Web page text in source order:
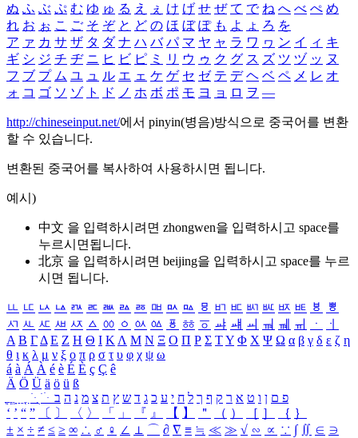
ぬ ふ ぶ ぷ む ゆ ゅ る え ぇ け げ せ ぜ て で ね へ べ ぺ め
れ お ぉ こ ご そ ぞ と ど の ほ ぼ ぽ も よ ょ ろ を
ア ァ カ サ ザ タ ダ ナ ハ バ パ マ ヤ ャ ラ ワ ヮ ン イ ィ キ
ギ シ ジ チ ヂ ニ ヒ ビ ピ ミ リ ウ ゥ ク グ ス ズ ツ ヅ ッ ヌ
フ ブ プ ム ユ ュ ル エ ェ ケ ゲ セ ゼ テ デ ヘ ベ ペ メ レ オ
ォ コ ゴ ソ ゾ ト ド ノ ホ ボ ポ モ ヨ ョ ロ ヲ ―
http://chineseinput.net/에서 pinyin(병음)방식으로 중국어를 변환
할 수 있습니다.
변환된 중국어를 복사하여 사용하시면 됩니다.
예시)
中文 을 입력하시려면 zhongwen을 입력하시고 space를
누르시면됩니다.
北京 을 입력하시려면 beijing을 입력하시고 space를 누르
시면 됩니다.
ㅥ ㅦ ㅧ ㅨ ㅩ ㅪ ㅫ ㅬ ㅭ ㅮ ㅯ ㅰ ㅱ ㅲ ㅳ ㅴ ㅵ ㅶ ㅷ ㅸ
ㅹ
ㅺ ㅻ ㅼ ㅽ ㅾ ㅿ ㆀ ㆁ ㆂ ㆃ ㆄ ㆅ ㆆ ㆇ ㆈ ㆉ ㆊ ㆋ ㆌ ㆍ
ㆎ
Α Β ΓΔ Ε Ζ Η Θ Ι ΚΛ Μ Ν Ξ Ο Π Ρ Σ ΤΥ Φ Χ Ψ Ω α β γ δ ε ζ η
θ ι κ λ μ ν ξ ο π ρ σ τ υ φ χ ψ ω
á à Á À é è É È ç Ç ê
Ä Ö Ü ä ö ü ß
ִֶֹ ֻּ ׁׂ פ ם ן ו ט א ר ק ף ך ל ח י ע כ ג ד ש ץ ת צ מ נ ה ב
‘ ’ “ ” 〔 〕 〈 〉 「 」 『 』 【 】 ＂ （ ） ［ ］ ｛ ｝
± × ÷ ≠ ≤ ≥ ∞ ∴ ♂ ♀ ∠ ⊥ ⌒ ∂ ∇ ≡ ≒ ≪ ≫ √ ∽ ∝ ∵ ∫ ∬ ∈ ∋